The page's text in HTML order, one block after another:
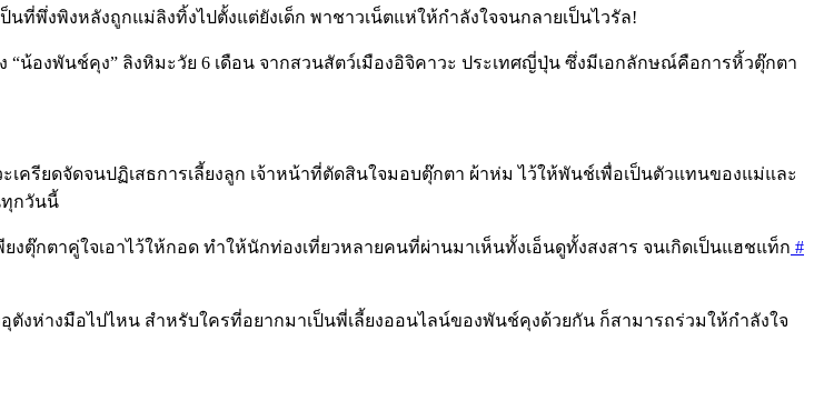
ที่พึ่งพิงหลังถูกแม่ลิงทิ้งไปตั้งแต่ยังเด็ก พาชาวเน็ตแห่ให้กำลังใจจนกลายเป็นไวรัล!
น้องพันช์คุง” ลิงหิมะวัย 6 เดือน จากสวนสัตว์เมืองอิจิคาวะ ประเทศญี่ปุ่น ซึ่งมีเอกลักษณ์คือการหิ้วตุ๊กตา
รียดจัดจนปฏิเสธการเลี้ยงลูก เจ้าหน้าที่ตัดสินใจมอบตุ๊กตา ผ้าห่ม ไว้ให้พันช์เพื่อเป็นตัวแทนของแม่และ
ทุกวันนี้
กตาคู่ใจเอาไว้ให้กอด ทำให้นักท่องเที่ยวหลายคนที่ผ่านมาเห็นทั้งเอ็นดูทั้งสงสาร จนเกิดเป็นแฮชแท็ก #
งห่างมือไปไหน สำหรับใครที่อยากมาเป็นพี่เลี้ยงออนไลน์ของพันช์คุงด้วยกัน ก็สามารถร่วมให้กำลังใจ